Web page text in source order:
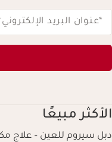
*عنوان البريد الإلكتروني
الأكثر مبيعًا
دبل سيروم للعين – علاج